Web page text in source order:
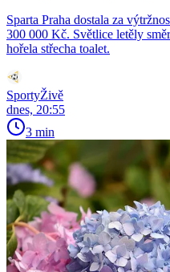
Sparta Praha dostala za
300 000 Kč. Světlice letěly
hořela střecha toalet.
SportyŽivě
dnes, 20:55
3 min